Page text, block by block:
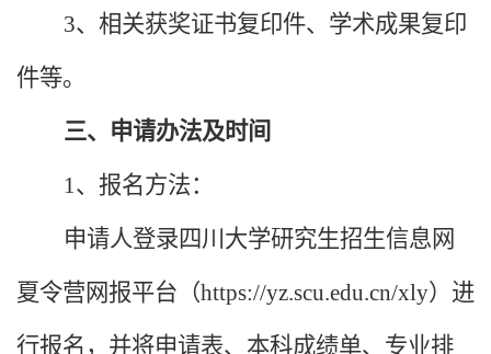
3、相关获奖证书复印件、学术成果复印
件等。
三、申请办法及时间
1、报名方法：
申请人登录四川大学研究生招生信息网
夏令营网报平台（https://yz.scu.edu.cn/xly）进
行报名，并将申请表、本科成绩单、专业排